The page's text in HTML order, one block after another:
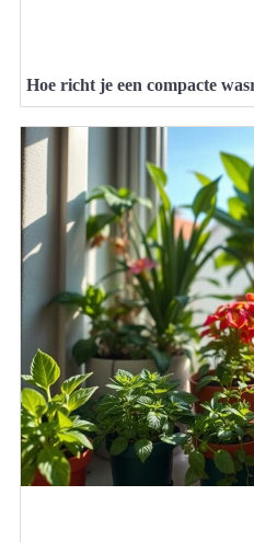
Hoe richt je een compacte